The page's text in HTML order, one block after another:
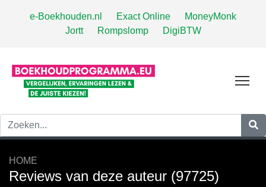
e-Boekhouden.nl Exact Online
MoneyMonk
Jortt
Rompslomp DigiBTW
HOME
Reviews van deze auteur (97725)